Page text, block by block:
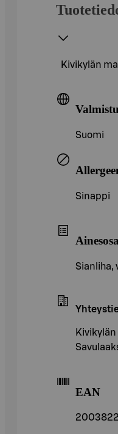
Kivikylän
Suomi
Sinappi
Sianliha,
EAN